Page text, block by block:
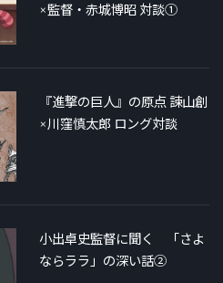
×監督・赤城博昭 対談①
『進撃の巨人』の原点 諫山創
×川窪慎太郎 ロング対談
小出卓史監督に聞く 「さよ
ならララ」の深い話②